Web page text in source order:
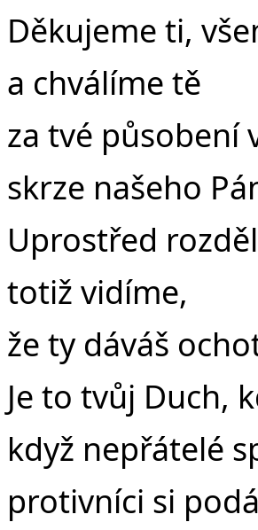
Děkujeme ti,
a chválíme tě
za tvé působení
skrze našeho
Uprostřed
totiž vidíme,
že ty dáváš
Je to tvůj Duch,
když nepřátelé
protivníci si